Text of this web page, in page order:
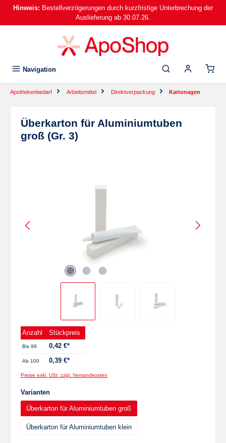
springen
Hinweis: Bestellverzögerungen durch kurzfristige Unterbrechung der
Auslieferung ab 30.07.26.
Navigation
Apothekenbedarf Arbeitsmittel Direktverpackung Kartonagen
Überkarton für Aluminiumtuben
groß (Gr. 3)
Anzahl Stückpreis
Bis99 0,42 €*
Ab100 0,39 €*
Preise exkl. USt. zzgl. Versandkosten
Variantenauswählen
Überkarton für Aluminiumtuben groß
Überkarton für Aluminiumtuben klein